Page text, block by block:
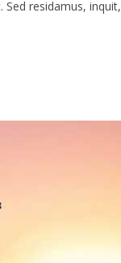
residamus, inquit,